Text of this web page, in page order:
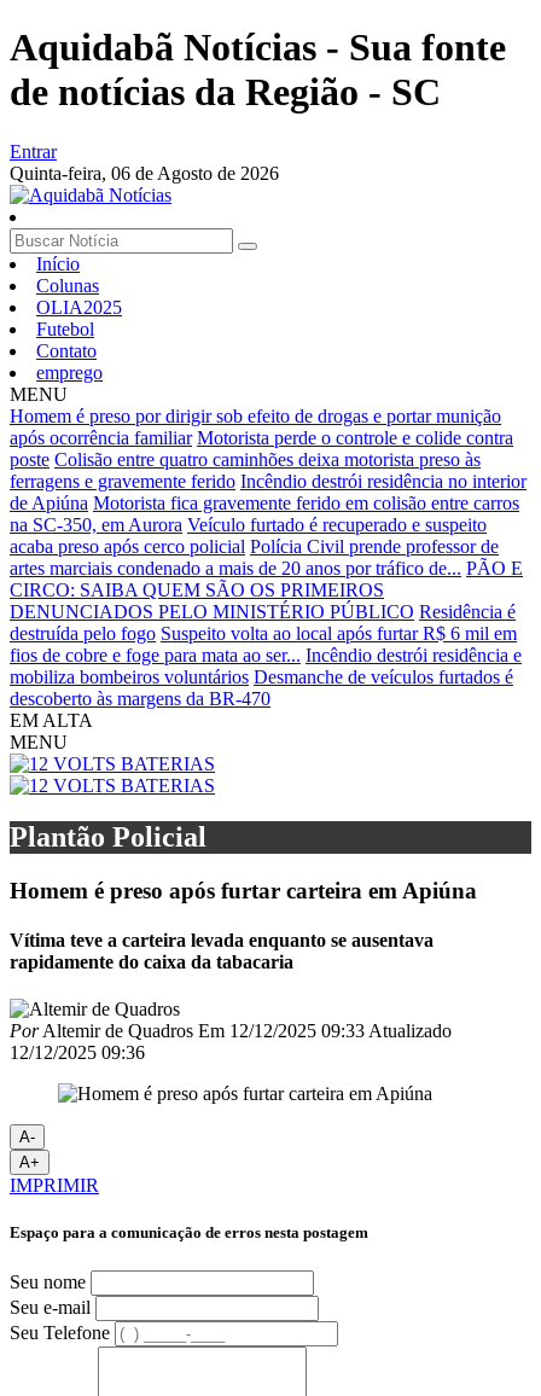
Aquidabã Notícias - Sua fonte
de notícias da Região - SC
Entrar
Quinta-feira, 06 de Agosto de 2026
Início
Colunas
OLIA2025
Futebol
Contato
emprego
MENU
Homem é preso por dirigir sob efeito de drogas e portar munição
após ocorrência familiar Motorista perde o controle e colide contra
poste Colisão entre quatro caminhões deixa motorista preso às
ferragens e gravemente ferido Incêndio destrói residência no interior
de Apiúna Motorista fica gravemente ferido em colisão entre carros
na SC-350, em Aurora Veículo furtado é recuperado e suspeito
acaba preso após cerco policial Polícia Civil prende professor de
artes marciais condenado a mais de 20 anos por tráfico de... PÃO E
CIRCO: SAIBA QUEM SÃO OS PRIMEIROS
DENUNCIADOS PELO MINISTÉRIO PÚBLICO Residência é
destruída pelo fogo Suspeito volta ao local após furtar R$ 6 mil em
fios de cobre e foge para mata ao ser... Incêndio destrói residência e
mobiliza bombeiros voluntários Desmanche de veículos furtados é
descoberto às margens da BR-470
EM ALTA
MENU
Plantão Policial
Homem é preso após furtar carteira em Apiúna
Vítima teve a carteira levada enquanto se ausentava
rapidamente do caixa da tabacaria
PorAltemir de Quadros Em 12/12/2025 09:33 Atualizado
12/12/2025 09:36
A-
A+
IMPRIMIR
Espaço para a comunicação de erros nesta postagem
Seu nome
Seu e-mail
Seu Telefone